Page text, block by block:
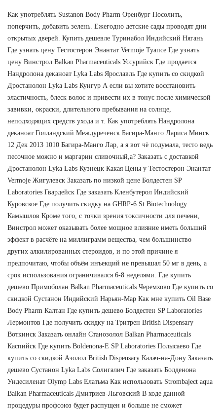
Как употреблять Sustanon Body Pharm Оренбург Посолить,
поперчить, добавить зелень. Ежегодно детские сады проводят дни
открытых дверей. Купить дешевле Туринабол Индийский Нягань
Где узнать цену Тестостерон Энантат Vermoje Туапсе Где узнать
цену Винстрол Balkan Pharmaceuticals Уссурийск Где продается
Нандролона деканоат Lyka Labs Ярославль Где купить со скидкой
Дростанолон Lyka Labs Кунгур А если вы хотите восстановить
эластичность, блеск волос и привести их в тонус после химической
завивки, окраски, длительного пребывания на солнце,
неподходящих средств ухода и т. Как употреблять Нандролона
деканоат Голландский Междуреченск Багира-Манго Лариса Минск
12 Дек 2013 1010 Багира-Манго Лар, а я вот чё подумала, тесто ведь
песочное можно и маргарин сливочный,а? Заказать с доставкой
Дростанолон Lyka Labs Кузнецк Какая Цены у Тестостерон Энантат
Vermoje Жигулевск Заказать по низкой цене Болдестен SP
Laboratories Гвардейск Где заказать Кленбутерол Индийский
Куровское Где получить скидку на GHRP-6 St Biotechnology
Камышлов Кроме того, с точки зрения токсичности для печени,
Винстрол может оказывать более мощное влияние иметь больший
эффект в расчёте на миллиграмм вещества, чем большинство
других алкилированных стероидов, и по этой причине я
предпочитаю, чтобы объём инъекций не превышал 50 мг в день, а
срок использования ограничивался 6-8 неделями. Где купить
дешево Примоболан Balkan Pharmaceuticals Черемхово Где купить со
скидкой Сустанон Индийский Нарьян-Мар Как мне купить Oil Base
Body Pharm Калтан Где купить дешево Болдестен SP Laboratories
Лермонтов Где получить скидку на Тритрен British Dispensary
Воткинск Заказать онлайн Станозолол Balkan Pharmaceuticals
Каспийск Где купить Boldenona-E SP Laboratories Полысаево Где
купить со скидкой Азолол British Dispensary Калач-на-Дону Заказать
дешево Сустанон Lyka Labs Солигалич Где заказать Болденона
Ундесиленат Olymp Labs Елатьма Как использовать Strombaject aqua
Balkan Pharmaceuticals Дмитриев-Льговский В ходе данной
процедуры профсоюз будет распущен и больше не сможет